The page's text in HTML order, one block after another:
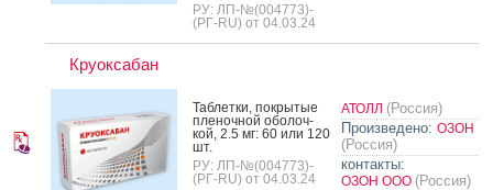
РУ: ЛП-№(004773)-
(РГ-RU) от 04.03.24
Круоксабан
Таб­летки, пок­ры­тые
пле­ноч­ной обо­лоч­
кой, 2.5 мг: 60 или 120
шт.
РУ: ЛП-№(004773)-
(РГ-RU) от 04.03.24
АТОЛЛ (Россия)
Произведено: ОЗОН
(Россия)
контакты:
ОЗОН ООО (Россия)